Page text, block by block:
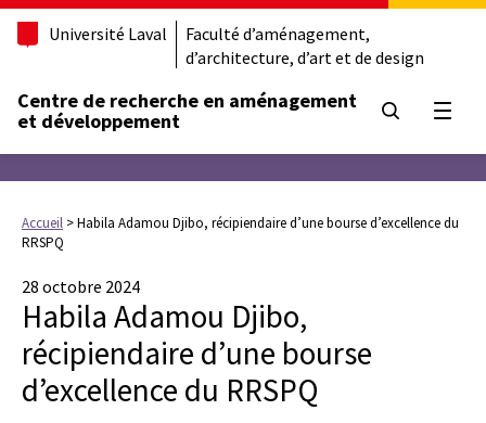
Université Laval
Faculté d’aménagement,
d’architecture, d’art et de design
Centre de recherche en aménagement
et développement
Accueil >Habila Adamou Djibo, récipiendaire d’une bourse d’excellence du
RRSPQ
28 octobre 2024
Habila Adamou Djibo,
récipiendaire d’une bourse
d’excellence du RRSPQ